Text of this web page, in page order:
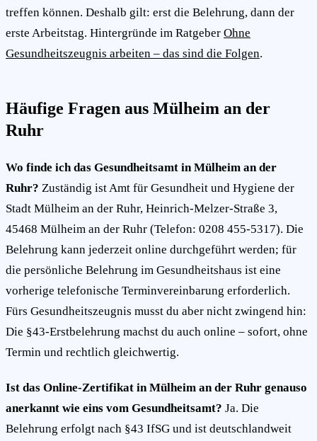
treffen können. Deshalb gilt: erst die Belehrung, dann der
erste Arbeitstag. Hintergründe im Ratgeber Ohne
Gesundheitszeugnis arbeiten – das sind die Folgen.
Häufige Fragen aus Mülheim an der
Ruhr
Wo finde ich das Gesundheitsamt in Mülheim an der
Ruhr? Zuständig ist Amt für Gesundheit und Hygiene der
Stadt Mülheim an der Ruhr, Heinrich-Melzer-Straße 3,
45468 Mülheim an der Ruhr (Telefon: 0208 455-5317). Die
Belehrung kann jederzeit online durchgeführt werden; für
die persönliche Belehrung im Gesundheitshaus ist eine
vorherige telefonische Terminvereinbarung erforderlich.
Fürs Gesundheitszeugnis musst du aber nicht zwingend hin:
Die §43-Erstbelehrung machst du auch online – sofort, ohne
Termin und rechtlich gleichwertig.
Ist das Online-Zertifikat in Mülheim an der Ruhr genauso
anerkannt wie eins vom Gesundheitsamt? Ja. Die
Belehrung erfolgt nach §43 IfSG und ist deutschlandweit